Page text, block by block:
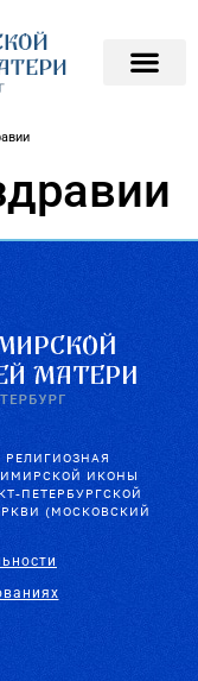
РЕЛИГИОЗНАЯ
ИКОНЫ
ПЕТЕРБУРГСКОЙ
(МОСКОВСКИЙ